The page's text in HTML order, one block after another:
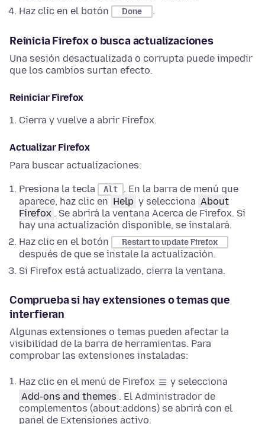
Haz clic en el botón
Done .
Reinicia Firefox o busca actualizaciones
Una sesión desactualizada o corrupta puede impedir
que los cambios surtan efecto.
Reiniciar Firefox
Cierra y vuelve a abrir Firefox.
Actualizar Firefox
Para buscar actualizaciones:
Presiona la tecla Alt
. En la barra de menú que
aparece, haz clic en Help y selecciona About
Firefox . Se abrirá la ventana Acerca de Firefox. Si
hay una actualización disponible, se instalará.
Haz clic en el botón
Restart to update Firefox
después de que se instale la actualización.
Si Firefox está actualizado, cierra la ventana.
Comprueba si hay extensiones o temas que
interfieran
Algunas extensiones o temas pueden afectar la
visibilidad de la barra de herramientas. Para
comprobar las extensiones instaladas:
Haz clic en el menú de Firefox
y selecciona
Add-ons and themes . El Administrador de
complementos (about:addons) se abrirá con el
panel de Extensiones activo.